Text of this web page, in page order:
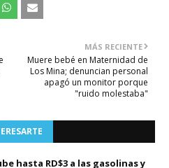
MÁS RECIENTE
Muere bebé en Maternidad de
Los Mina; denuncian personal
apagó un monitor porque
"ruido molestaba"
hasta RD$3 a las gasolinas y